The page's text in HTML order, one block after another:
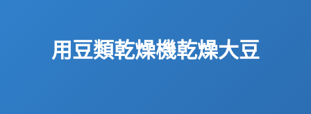
用豆類乾燥機乾燥大豆